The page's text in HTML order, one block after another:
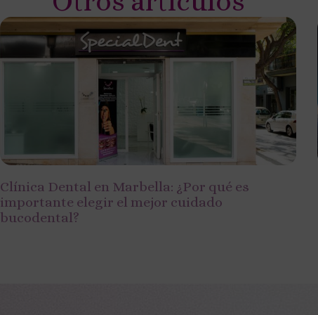
Clínica Dental en Marbella: ¿Por qué es
importante elegir el mejor cuidado
bucodental?